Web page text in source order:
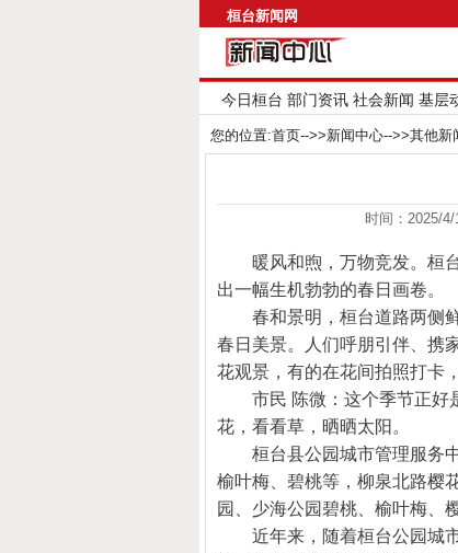
桓台新闻网
今日桓台 部门资讯 社会新闻 基层
您的位置:首页-->>新闻中心-->>其他新
时间：2025/
暖风和煦，万物竞发。桓
出一幅生机勃勃的春日画卷。
春和景明，桓台道路两侧
春日美景。人们呼朋引伴、携
花观景，有的在花间拍照打卡
市民 陈微：这个季节正好
花，看看草，晒晒太阳。
桓台县公园城市管理服务
榆叶梅、碧桃等，柳泉北路樱
园、少海公园碧桃、榆叶梅、
近年来，随着桓台公园城